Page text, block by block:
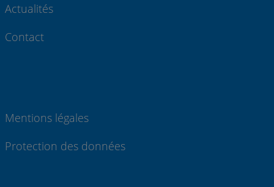
Actualités
Contact
Mentions légales
Protection des données